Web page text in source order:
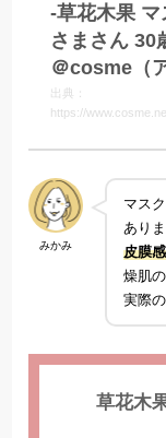
-草花木果
さまさん 30
＠cosme（
出典：
https://
みかみ
マス
あり
皮膜感
燥肌
実際
草花木